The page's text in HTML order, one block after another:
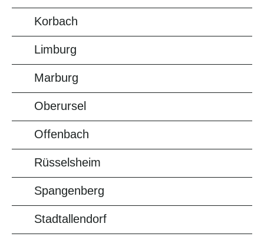
Korbach
Limburg
Marburg
Oberursel
Offenbach
Rüsselsheim
Spangenberg
Stadtallendorf